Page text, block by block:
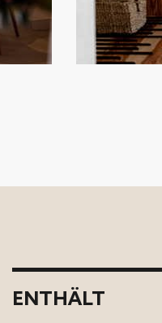
ENTHÄLT